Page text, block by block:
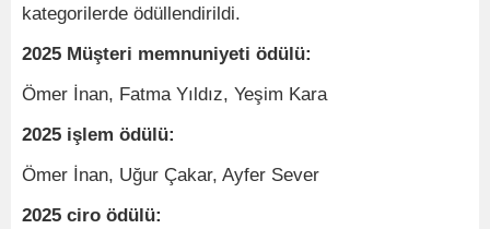
kategorilerde ödüllendirildi.
2025 Müşteri memnuniyeti ödülü:
Ömer İnan, Fatma Yıldız, Yeşim Kara
2025 işlem ödülü:
Ömer İnan, Uğur Çakar, Ayfer Sever
2025 ciro ödülü: